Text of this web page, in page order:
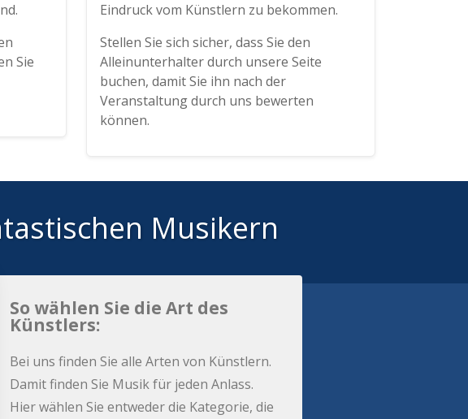
Sie
Eindruck vom Künstlern zu bekommen.
Stellen Sie sich sicher, dass Sie den
Alleinunterhalter durch unsere Seite
buchen, damit Sie ihn nach der
Veranstaltung durch uns bewerten
können.
Musikern
So wählen Sie die Art des
Künstlers:
Bei uns finden Sie alle Arten von Künstlern.
Damit finden Sie Musik für jeden Anlass.
Hier wählen Sie entweder die Kategorie, die